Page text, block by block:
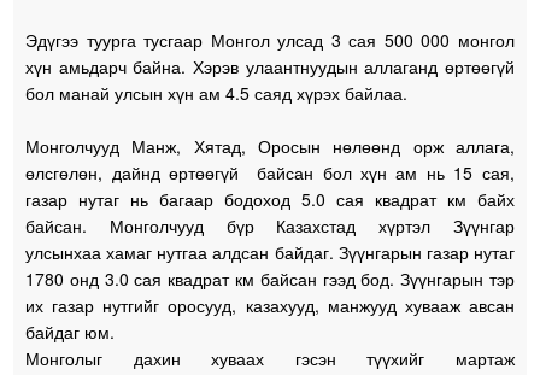
Эдүгээ туурга тусгаар Монгол улсад 3 сая 500 000 монгол
хүн амьдарч байна. Хэрэв улаантнуудын аллаганд өртөөгүй
бол манай улсын хүн ам 4.5 саяд хүрэх байлаа.
Монголчууд Манж, Хятад, Оросын нөлөөнд орж аллага,
өлсгөлөн, дайнд өртөөгүй байсан бол хүн ам нь 15 сая,
газар нутаг нь багаар бодоход 5.0 сая квадрат км байх
байсан. Монголчууд бүр Казахстад хүртэл Зүүнгар
улсынхаа хамаг нутгаа алдсан байдаг. Зүүнгарын газар нутаг
1780 онд 3.0 сая квадрат км байсан гээд бод. Зүүнгарын тэр
их газар нутгийг оросууд, казахууд, манжууд хувааж авсан
байдаг юм.
Монголыг дахин хуваах гэсэн түүхийг мартаж